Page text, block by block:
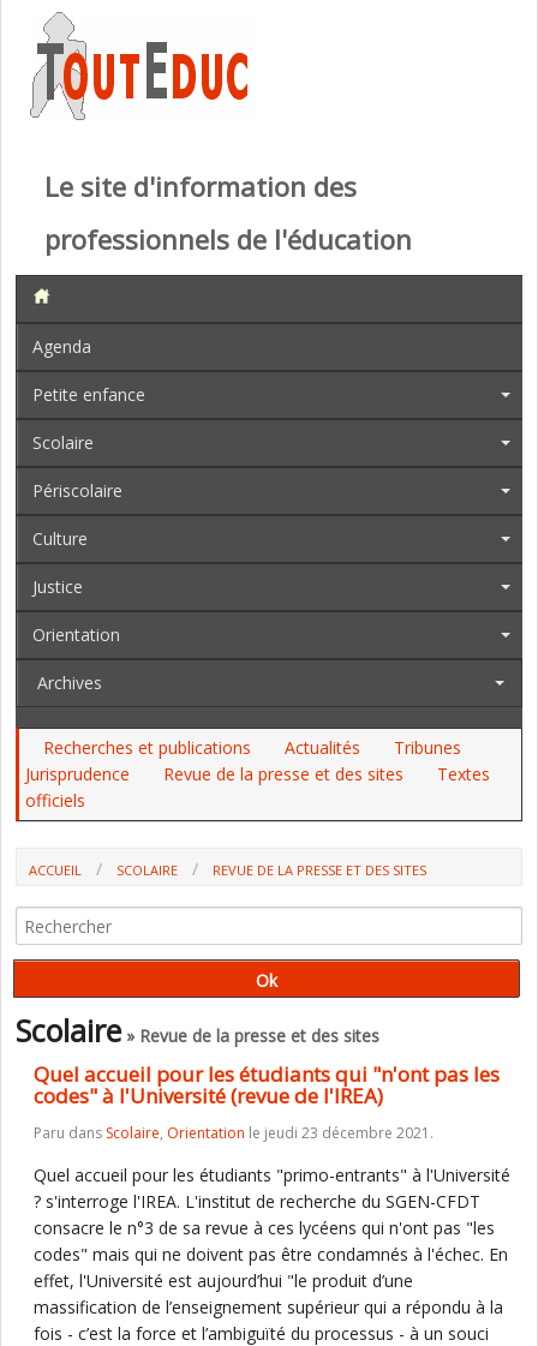
Le site d'information des
professionnels de l'éducation
Agenda
Petite enfance
Scolaire
Périscolaire
Culture
Justice
Orientation
Archives
Recherches et publications Actualités
Tribunes
Jurisprudence
Revue de la presse et des sites
Textes
officiels
ACCUEIL SCOLAIRE
REVUE DE LA PRESSE ET DES SITES
L'UNIVERSITÉ (REVUE DE L'IREA)
Scolaire» Revue de la presse et des sites
Quel accueil pour les étudiants qui "n'ont pas les
codes" à l'Université (revue de l'IREA)
Paru dans Scolaire, Orientation le jeudi 23 décembre 2021.
Quel accueil pour les étudiants "primo-entrants" à l'Université
? s'interroge l'IREA. L'institut de recherche du SGEN-CFDT
consacre le n°3 de sa revue à ces lycéens qui n'ont pas "les
codes" mais qui ne doivent pas être condamnés à l'échec. En
effet, l'Université est aujourd’hui "le produit d’une
massification de l’enseignement supérieur qui a répondu à la
fois - c’est la force et l’ambiguïté du processus - à un souci